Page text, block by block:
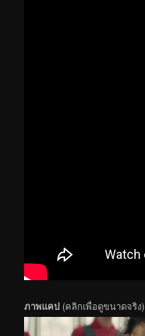
ภาพแคป (คลิกเพื่อดูขนาดจริง)